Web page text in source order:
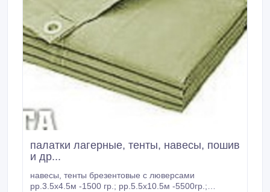
палатки лагерные, тенты, навесы, пошив
и др...
навесы, тенты брезентовые с люверсами
рр.3.5х4.5м -1500 гр.; рр.5.5х10.5м -5500гр.;